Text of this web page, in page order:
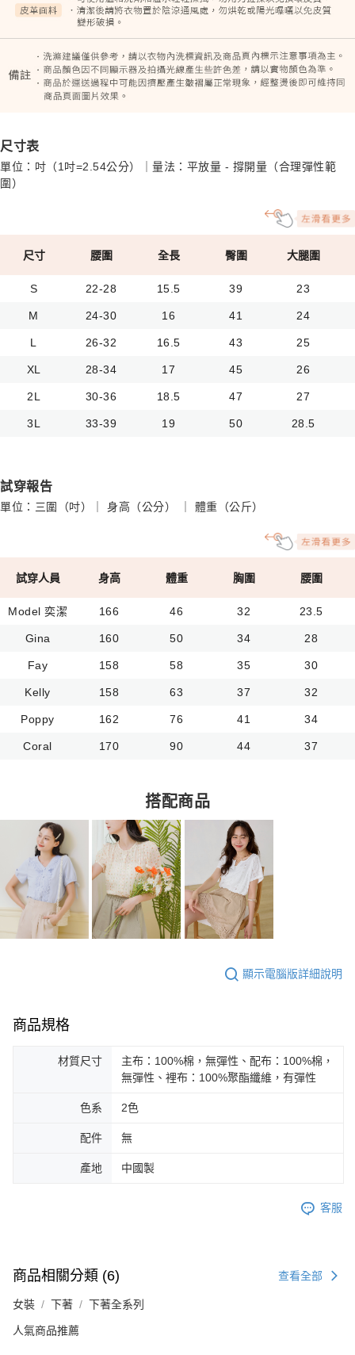
尺寸表
單位：吋（1吋=2.54公分）｜量法：平放量 - 撐開量（合理彈性範
圍）
尺寸 腰圍 全長 臀圍 大腿圍
S 22-28 15.5 39 23
M 24-30 16 41 24
L 26-32 16.5 43 25
XL 28-34 17 45 26
2L 30-36 18.5 47 27
3L 33-39 19 50 28.5
試穿報告
單位：三圍（吋）｜ 身高（公分） ｜ 體重（公斤）
試穿人員 身高 體重 胸圍 腰圍
Model 奕潔 166 46 32 23.5
Gina 160 50 34 28
Fay 158 58 35 30
Kelly 158 63 37 32
Poppy 162 76 41 34
Coral 170 90 44 37
搭配商品
顯示電腦版詳細說明
商品規格
材質尺寸
主布：100%棉，無彈性、配布：100%棉，
無彈性、裡布：100%聚酯纖維，有彈性
色系 2色
配件 無
產地 中國製
客服
商品相關分類 (6) 查看全部
女裝 下著 下著全系列
人氣商品推薦